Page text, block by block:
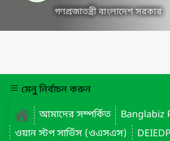
গণপ্রজাতন্ত্রী বাংলাদেশ সরকার
মেনু নির্বাচন করুন
আমাদের সম্পর্কিত
Banglabiz
ওয়ান স্টপ সার্ভিস (ওএসএস)